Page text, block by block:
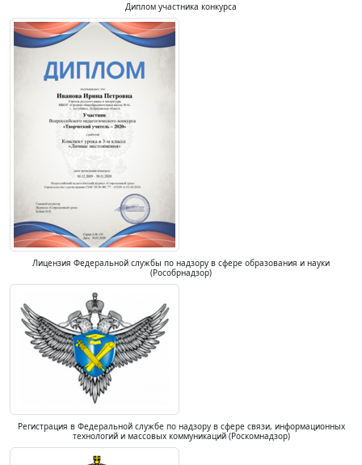
Диплом участника конкурса
Лицензия Федеральной службы по надзору в сфере образования и науки
(Рособрнадзор)
Регистрация в Федеральной службе по надзору в сфере связи, информационных
технологий и массовых коммуникаций (Роскомнадзор)